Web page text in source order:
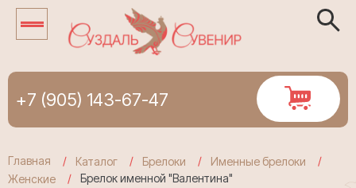
+7 (905) 143-67-47
Главная Каталог Брелоки
Именные брелоки
Женские
Брелок именной "Валентина"